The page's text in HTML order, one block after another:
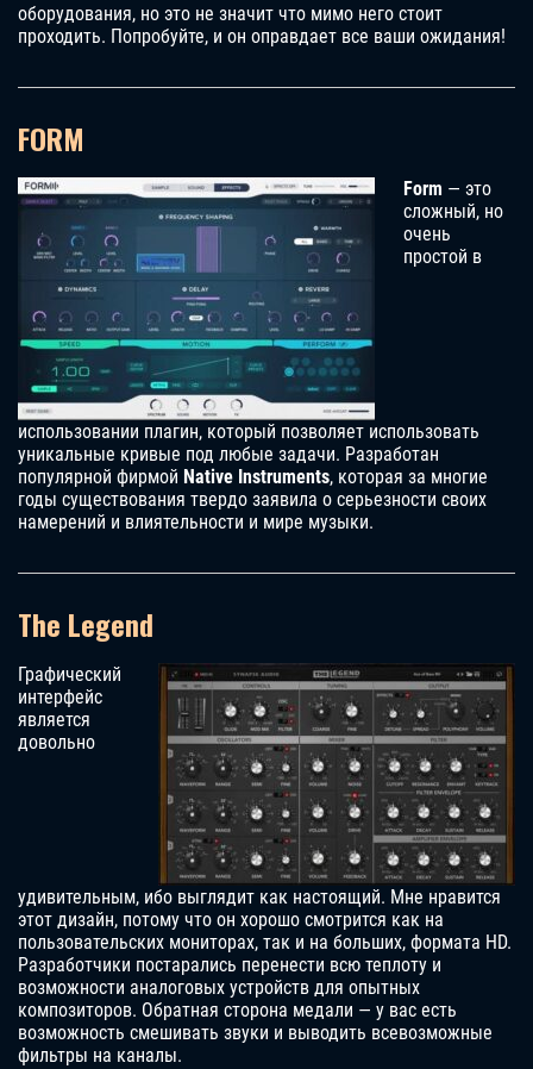
оборудования, но это не значит что мимо него стоит
проходить. Попробуйте, и он оправдает все ваши ожидания!
FORM
Form — это
сложный, но
очень
простой в
использовании плагин, который позволяет использовать
уникальные кривые под любые задачи. Разработан
популярной фирмой Native Instruments, которая за многие
годы существования твердо заявила о серьезности своих
намерений и влиятельности и мире музыки.
The Legend
Графический
интерфейс
является
довольно
удивительным, ибо выглядит как настоящий. Мне нравится
этот дизайн, потому что он хорошо смотрится как на
пользовательских мониторах, так и на больших, формата HD.
Разработчики постарались перенести всю теплоту и
возможности аналоговых устройств для опытных
композиторов. Обратная сторона медали — у вас есть
возможность смешивать звуки и выводить всевозможные
фильтры на каналы.